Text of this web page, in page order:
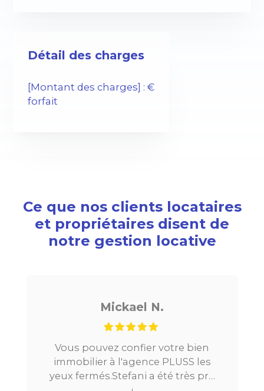
Détail des charges
[Montant des charges] : €
forfait
Ce que nos clients locataires
et propriétaires disent de
notre gestion locative
confier votre bien
l'agence PLUSS les
a été très pro
Je cherchais un
Paris, tout s’est très
la mise en